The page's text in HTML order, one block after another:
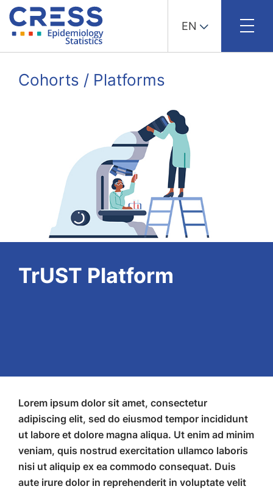
content
EN
Cohorts / Platforms
TrUST Platform
Lorem ipsum dolor sit amet, consectetur
adipiscing elit, sed do eiusmod tempor incididunt
ut labore et dolore magna aliqua. Ut enim ad minim
veniam, quis nostrud exercitation ullamco laboris
nisi ut aliquip ex ea commodo consequat. Duis
aute irure dolor in reprehenderit in voluptate velit